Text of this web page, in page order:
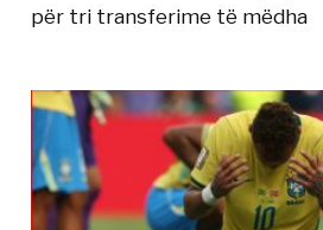
për tri transferime të mëdha